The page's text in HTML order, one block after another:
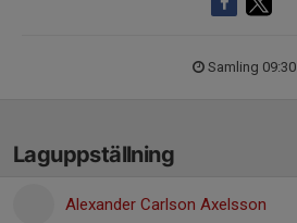
Samling 09:30
Laguppställning
Alexander Carlson Axelsson